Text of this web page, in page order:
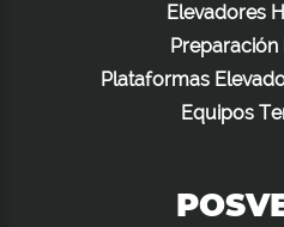
Elevadores
Preparación
Plataformas
Equipos